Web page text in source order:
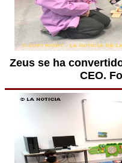
Zeus se ha
CEO.